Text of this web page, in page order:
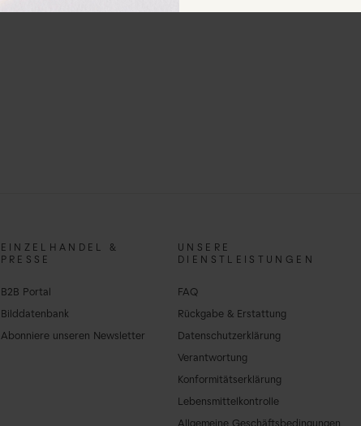
EINZELHANDEL &
PRESSE
B2B Portal
Bilddatenbank
Abonniere unseren Newsletter
UNSERE
DIENSTLEISTUNGEN
FAQ
Rückgabe & Erstattung
Datenschutzerklärung
Verantwortung
Konformitätserklärung
Lebensmittelkontrolle